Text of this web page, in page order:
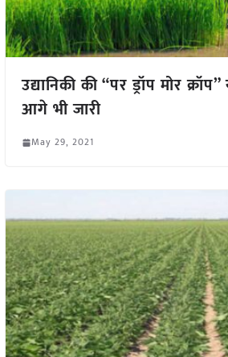
उद्यानिकी की “पर ड्रॉप मोर
आगे भी जारी
May 29, 2021